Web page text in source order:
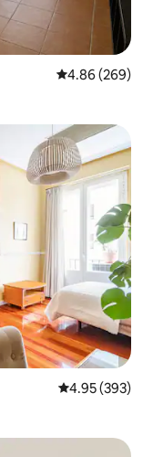
औसत रेटिंग 5 में से
4.86 (269)
औसत रेटिंग 5 में से
4.95 (393)